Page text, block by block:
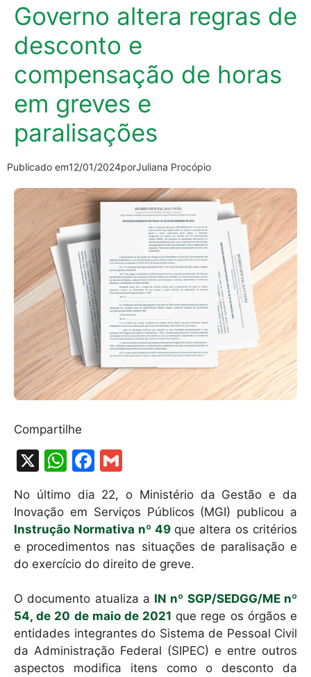
Governo altera regras de
desconto e
compensação de horas
em greves e
paralisações
Publicado em12/01/2024porJuliana Procópio
Compartilhe
X
W
at
s
A
p
p
F
a
c
e
b
o
o
k
m
ai
l
No último dia 22, o Ministério da Gestão e da
Inovação em Serviços Públicos (MGI) publicou a
Instrução Normativa nº 49que altera os critérios
e procedimentos nas situações de paralisação e
do exercício do direito de greve.
O documento atualiza a IN nº SGP/SEDGG/ME nº
54, de 20 de maio de 2021 que rege os órgãos e
entidades integrantes do Sistema de Pessoal Civil
da Administração Federal (SIPEC) e entre outros
aspectos modifica itens como o desconto da